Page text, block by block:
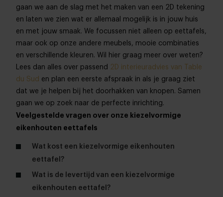
gaan we aan de slag met het maken van een 2D tekening
en laten we zien wat er allemaal mogelijk is in jouw huis
en met jouw smaak. We focussen niet alleen op eettafels,
maar ook op onze andere meubels, mooie combinaties
en verschillende kleuren. Wil hier graag meer over weten?
Lees dan alles over passend 2D interieuradvies van Table
du Sud en plan een eerste afspraak in als je graag ziet
dat we je helpen bij het doorhakken van knopen. Samen
gaan we op zoek naar de perfecte inrichting.
Veelgestelde vragen over onze kiezelvormige
eikenhouten eettafels
Wat kost een kiezelvormige eikenhouten
eettafel?
Wat is de levertijd van een kiezelvormige
eikenhouten eettafel?